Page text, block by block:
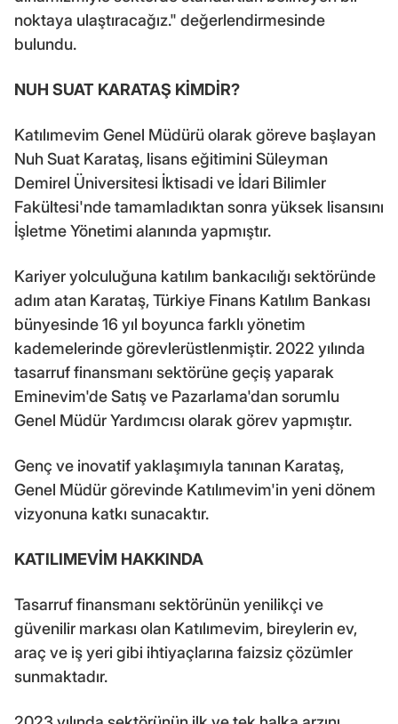
noktaya ulaştıracağız." değerlendirmesinde
bulundu.
NUH SUAT KARATAŞ KİMDİR?
Katılımevim Genel Müdürü olarak göreve başlayan
Nuh Suat Karataş, lisans eğitimini Süleyman
Demirel Üniversitesi İktisadi ve İdari Bilimler
Fakültesi'nde tamamladıktan sonra yüksek lisansını
İşletme Yönetimi alanında yapmıştır.
Kariyer yolculuğuna katılım bankacılığı sektöründe
adım atan Karataş, Türkiye Finans Katılım Bankası
bünyesinde 16 yıl boyunca farklı yönetim
kademelerinde görevlerüstlenmiştir. 2022 yılında
tasarruf finansmanı sektörüne geçiş yaparak
Eminevim'de Satış ve Pazarlama'dan sorumlu
Genel Müdür Yardımcısı olarak görev yapmıştır.
Genç ve inovatif yaklaşımıyla tanınan Karataş,
Genel Müdür görevinde Katılımevim'in yeni dönem
vizyonuna katkı sunacaktır.
KATILIMEVİM HAKKINDA
Tasarruf finansmanı sektörünün yenilikçi ve
güvenilir markası olan Katılımevim, bireylerin ev,
araç ve iş yeri gibi ihtiyaçlarına faizsiz çözümler
sunmaktadır.